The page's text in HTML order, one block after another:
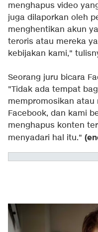
menghapus video
juga dilaporkan oleh
menghentikan akun
teroris atau mereka
kebijakan kami,"
Seorang juru bicara
"Tidak ada tempat
mempromosikan
Facebook, dan kami
menghapus konten
menyadari hal itu."